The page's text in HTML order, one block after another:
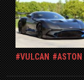
VULCAN